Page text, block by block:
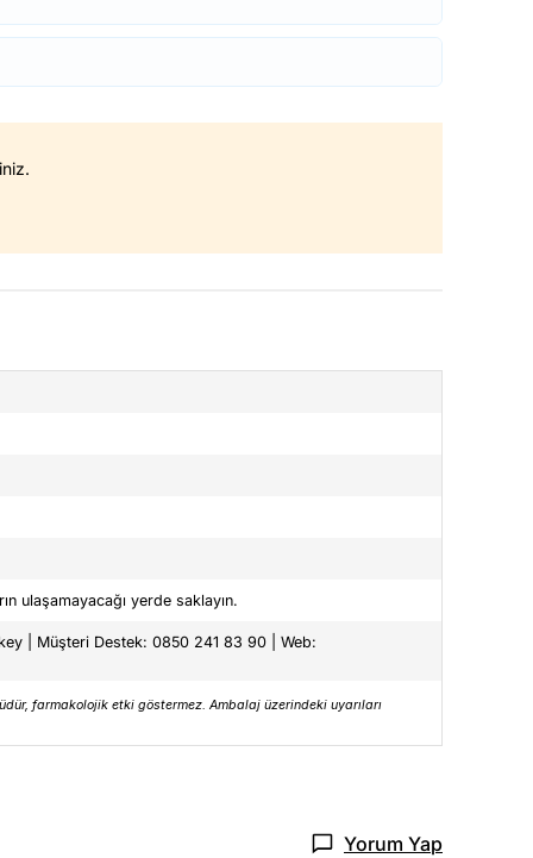
ulaşamayacağı yerde saklayın.
| Müşteri Destek: 0850 241 83 90 | Web:
farmakolojik etki göstermez. Ambalaj üzerindeki uyarıları
Yorum Yap